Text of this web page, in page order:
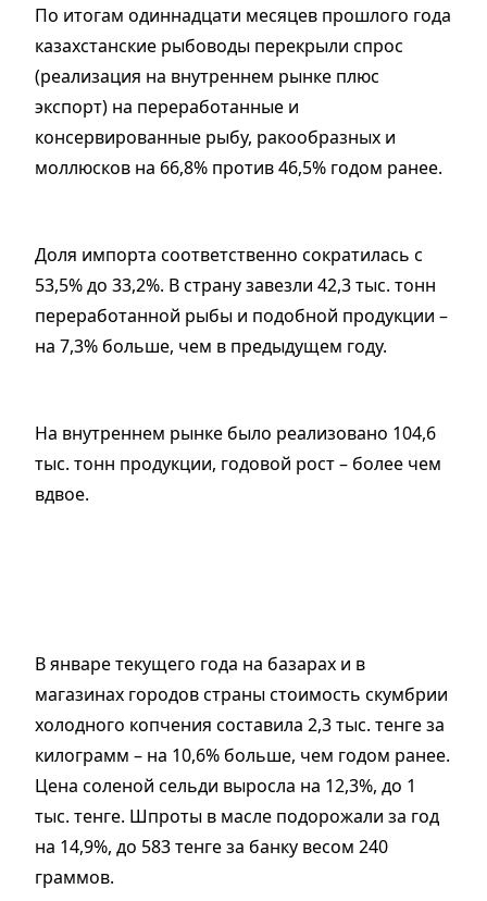
По итогам одиннадцати месяцев прошлого года
казахстанские рыбоводы перекрыли спрос
(реализация на внутреннем рынке плюс
экспорт) на переработанные и
консервированные рыбу, ракообразных и
моллюсков на 66,8% против 46,5% годом ранее.
Доля импорта соответственно сократилась с
53,5% до 33,2%. В страну завезли 42,3 тыс. тонн
переработанной рыбы и подобной продукции –
на 7,3% больше, чем в предыдущем году.
На внутреннем рынке было реализовано 104,6
тыс. тонн продукции, годовой рост – более чем
вдвое.
В январе текущего года на базарах и в
магазинах городов страны стоимость скумбрии
холодного копчения составила 2,3 тыс. тенге за
килограмм – на 10,6% больше, чем годом ранее.
Цена соленой сельди выросла на 12,3%, до 1
тыс. тенге. Шпроты в масле подорожали за год
на 14,9%, до 583 тенге за банку весом 240
граммов.